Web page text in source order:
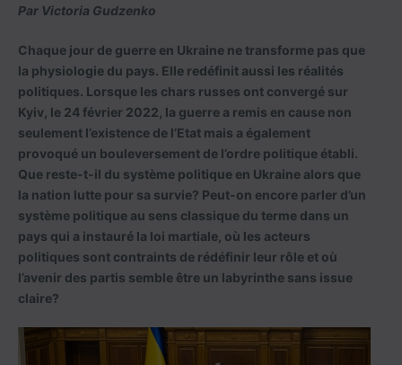
Par Victoria Gudzenko
Chaque jour de guerre en Ukraine ne transforme pas que
la physiologie du pays. Elle redéfinit aussi les réalités
politiques. Lorsque les chars russes ont convergé sur
Kyiv, le 24 février 2022, la guerre a remis en cause non
seulement l’existence de l’Etat mais a également
provoqué un bouleversement de l’ordre politique établi.
Que reste-t-il du système politique en Ukraine alors que
la nation lutte pour sa survie? Peut-on encore parler d’un
système politique au sens classique du terme dans un
pays qui a instauré la loi martiale, où les acteurs
politiques sont contraints de rédéfinir leur rôle et où
l’avenir des partis semble être un labyrinthe sans issue
claire?